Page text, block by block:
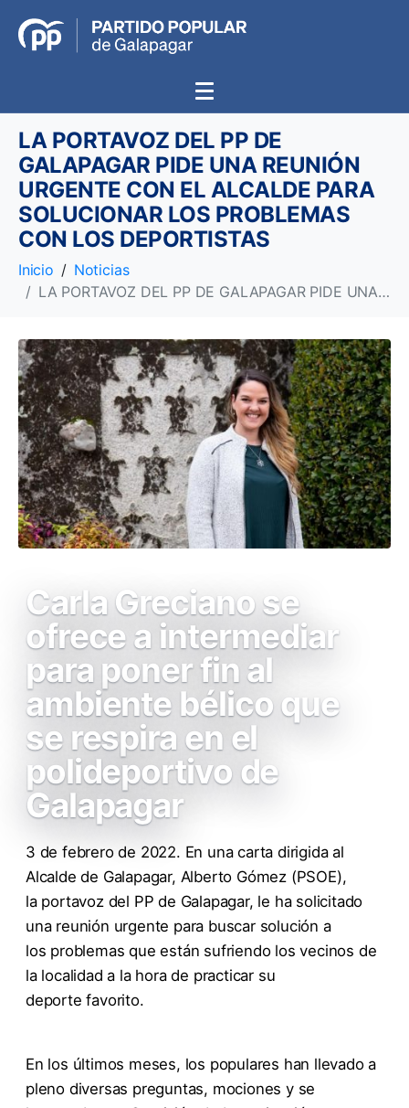
LA PORTAVOZ DEL PP DE
GALAPAGAR PIDE UNA REUNIÓN
URGENTE CON EL ALCALDE PARA
SOLUCIONAR LOS PROBLEMAS
CON LOS DEPORTISTAS
Inicio
Noticias
LA PORTAVOZ DEL PP DE GALAPAGAR PIDE UNA REUNIÓN URGENTE CON EL ALCALDE PARA SOLUCIONAR LOS PROBLEMAS CON LOS DEPORTISTAS
Carla Greciano se
ofrece a intermediar
para poner fin al
ambiente bélico que
se respira en el
polideportivo de
Galapagar
3 de febrero de 2022. En una carta dirigida al
Alcalde de Galapagar, Alberto Gómez (PSOE),
la portavoz del PP de Galapagar, le ha solicitado
una reunión urgente para buscar solución a
los problemas que están sufriendo los vecinos de
la localidad a la hora de practicar su
deporte favorito.
En los últimos meses, los populares han llevado a
pleno diversas preguntas, mociones y se